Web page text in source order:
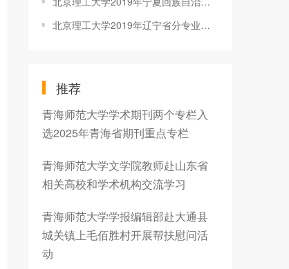
北京理工大学2019年辽宁省分专业录取分数线
推荐
青海师范大学学术期刊两个专栏入
选2025年青海省期刊重点专栏
青海师范大学文学院教师赴山东省
相关高校和学术机构交流学习
青海师范大学学报编辑部赴大通县
城关镇上毛佰胜村开展帮扶慰问活
动